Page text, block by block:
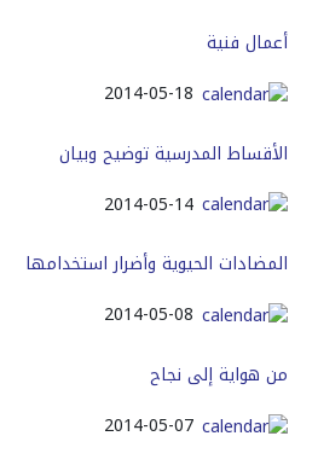
أعمال فنية
2014-05-18
الأقساط المدرسية توضيح وبيان
2014-05-14
المضادات الحيوية وأضرار استخدامها
2014-05-08
من هواية إلى نجاح
2014-05-07